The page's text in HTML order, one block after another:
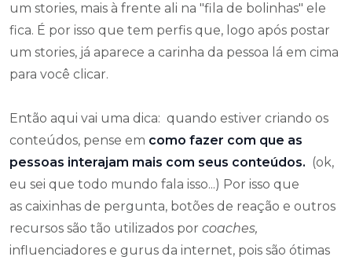
um stories, mais à frente ali na "fila de bolinhas" ele
fica. É por isso que tem perfis que, logo após postar
um stories, já aparece a carinha da pessoa lá em cima
para você clicar.
Então aqui vai uma dica: quando estiver criando os
conteúdos, pense em como fazer com que as
pessoas interajam mais com seus conteúdos. (ok,
eu sei que todo mundo fala isso...) Por isso que
as caixinhas de pergunta, botões de reação e outros
recursos são tão utilizados por coaches,
influenciadores e gurus da internet, pois são ótimas